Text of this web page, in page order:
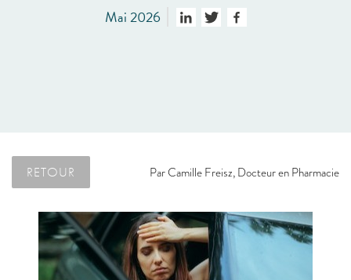
Mai 2026
RETOUR ParCamille Freisz, Docteur en Pharmacie